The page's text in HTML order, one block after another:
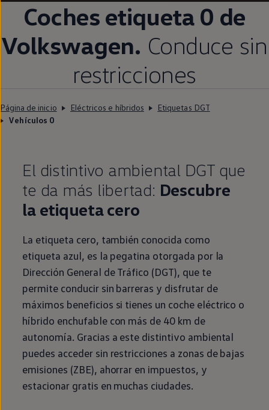
Coches etiqueta 0 de
Volkswagen. Conduce sin
restricciones
Página de inicio Eléctricos e híbridos
Etiquetas DGT
Vehículos 0
El distintivo ambiental DGT que
te da más libertad: Descubre
la etiqueta cero
La etiqueta cero, también conocida como
etiqueta azul, es la pegatina otorgada por la
Dirección General de Tráfico (DGT), que te
permite conducir sin barreras y disfrutar de
máximos beneficios si tienes un coche eléctrico o
híbrido enchufablecon más de 40 km de
autonomía. Gracias a este distintivo ambiental
puedes acceder sin restricciones a zonas de bajas
emisiones (ZBE), ahorrar en impuestos, y
estacionar gratis en muchas ciudades.